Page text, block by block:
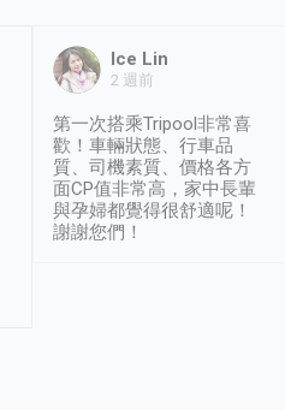
Ice Lin
2 週前
第一次搭乘Tripool非常喜
歡！車輛狀態、行車品
質、司機素質、價格各方
面CP值非常高，家中長輩
與孕婦都覺得很舒適呢！
謝謝您們！